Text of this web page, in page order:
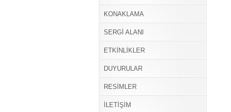
KONAKLAMA
SERGİ ALANI
ETKİNLİKLER
DUYURULAR
RESİMLER
İLETİŞİM